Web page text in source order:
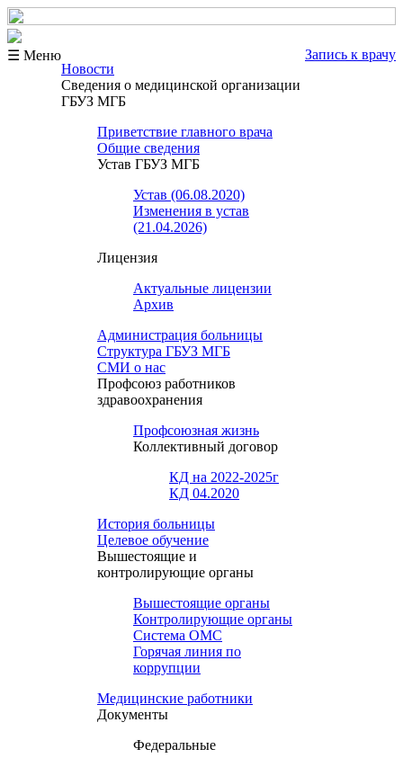
☰ Меню
Запись к врачу
Новости
Сведения о медицинской организации
ГБУЗ МГБ
Приветствие главного врача
Общие сведения
Устав ГБУЗ МГБ
Устав (06.08.2020)
Изменения в устав
(21.04.2026)
Лицензия
Актуальные лицензии
Архив
Администрация больницы
Структура ГБУЗ МГБ
СМИ о нас
Профсоюз работников
здравоохранения
Профсоюзная жизнь
Коллективный договор
КД на 2022-2025г
КД 04.2020
История больницы
Целевое обучение
Вышестоящие и
контролирующие органы
Вышестоящие органы
Контролирующие органы
Система ОМС
Горячая линия по
коррупции
Медицинские работники
Документы
Федеральные